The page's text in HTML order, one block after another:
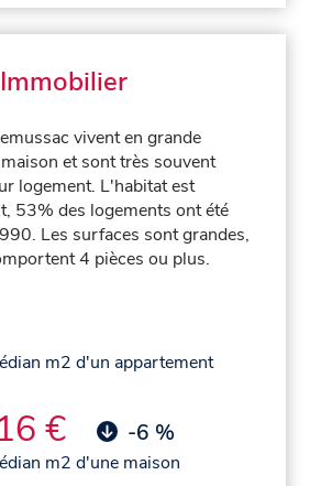
Immobilier
vivent en grande
et sont très souvent
logement. L'habitat est
53% des logements ont été
Les surfaces sont grandes,
4 pièces ou plus.
m2 d'un appartement
€ -6 %
m2 d'une maison